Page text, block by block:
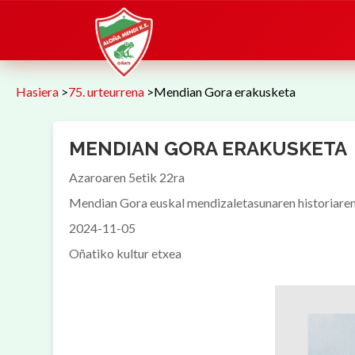
Hasiera >75. urteurrena >Mendian Gora erakusketa
MENDIAN GORA ERAKUSKETA
Azaroaren 5etik 22ra
Mendian Gora euskal mendizaletasunaren
2024-11-05
Oñatiko kultur etxea